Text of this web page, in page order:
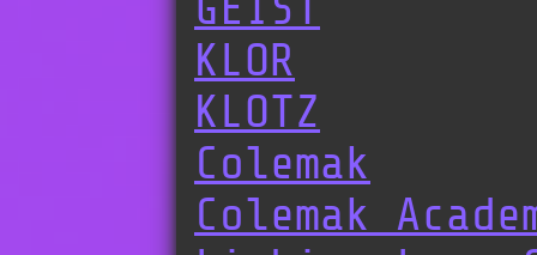
KLOR
KLOTZ
Colemak
Colemak